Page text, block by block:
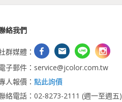
絡我們
群媒體：
子郵件：service@jcolor.com.tw
人報價： 點此詢價
絡電話：02-8273-2111 (週一至週五)